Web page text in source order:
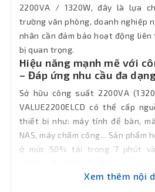
2200VA / 1320W, đây là lựa
trường văn phòng, doanh nghiệp
nhân cần đảm bảo hoạt động
bị quan trọng.
Hiệu năng mạnh mẽ với
– Đáp ứng nhu cầu đa
Sở hữu công suất 2200VA
VALUE2200ELCD có thể cấp
thiết bị như: máy tính để bàn,
NAS, máy chấm công... Sản
ở mức 50% tải trong 7 phút
trọng hoặc chuyển đổi sang
Xem thêm nội